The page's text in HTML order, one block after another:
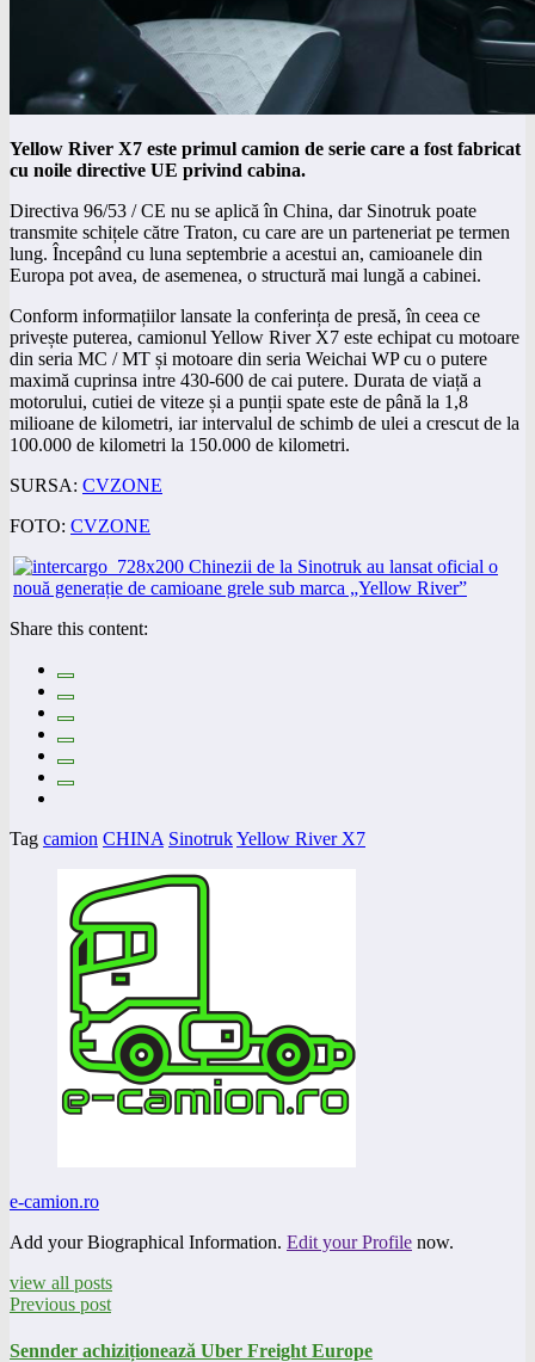
Yellow River X7 este primul camion de serie care a fost fabricat
cu noile directive UE privind cabina.
Directiva 96/53 / CE nu se aplică în China, dar Sinotruk poate
transmite schițele către Traton, cu care are un parteneriat pe termen
lung. Începând cu luna septembrie a acestui an, camioanele din
Europa pot avea, de asemenea, o structură mai lungă a cabinei.
Conform informațiilor lansate la conferința de presă, în ceea ce
privește puterea, camionul Yellow River X7 este echipat cu motoare
din seria MC / MT și motoare din seria Weichai WP cu o putere
maximă cuprinsa intre 430-600 de cai putere. Durata de viață a
motorului, cutiei de viteze și a punții spate este de până la 1,8
milioane de kilometri, iar intervalul de schimb de ulei a crescut de la
100.000 de kilometri la 150.000 de kilometri.
SURSA: CVZONE
FOTO: CVZONE
Share this content:
Tag camion CHINA SinotrukYellow River X7
e-camion.ro
Add your Biographical Information. Edit your Profile now.
view all posts
Previous post
Sennder achiziționează Uber Freight Europe